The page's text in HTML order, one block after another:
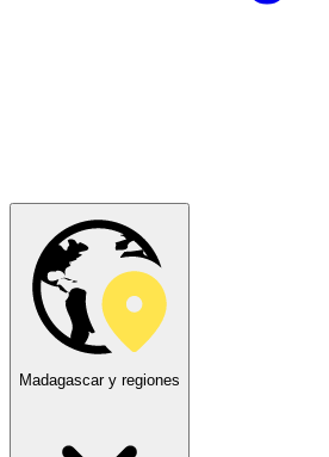
Madagascar y regiones